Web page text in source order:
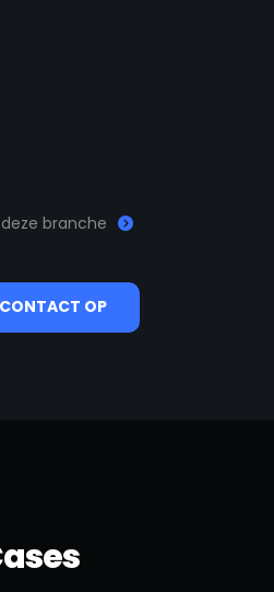
branche
OP